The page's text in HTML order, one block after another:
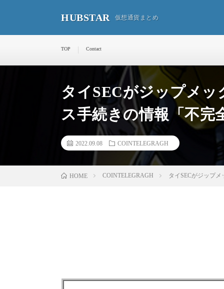
HUBSTAR 仮想通貨まとめ
TOP Contact
タイSECがジップメ
ス手続きの情報「不完
2022.09.08 COINTELEGRAGH
HOME COINTELEGRAGH タイSECがジップ